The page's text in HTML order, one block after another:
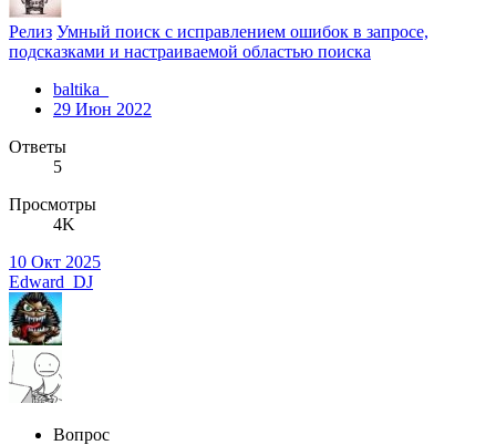
Релиз Умный поиск с исправлением ошибок в запросе,
подсказками и настраиваемой областью поиска
baltika_
29 Июн 2022
Ответы
5
Просмотры
4K
10 Окт 2025
Edward_DJ
Вопрос